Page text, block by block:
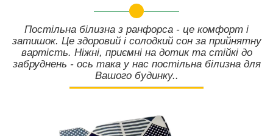
Постільна білизна з ранфорса - це комфорт і
затишок. Це здоровий і солодкий сон за прийнятну
вартість. Ніжні, приємні на дотик та стійкі до
забруднень - ось така у нас постільна білизна для
Вашого будинку..